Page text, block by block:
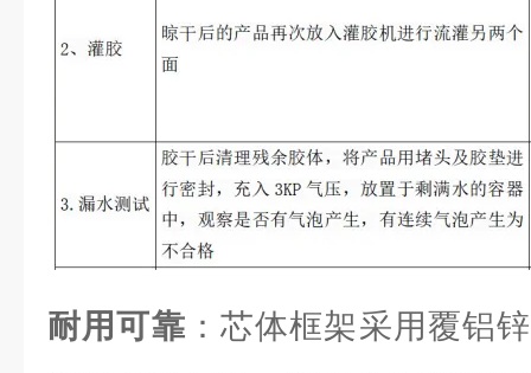
耐用可靠 ：芯体框架采用覆铝